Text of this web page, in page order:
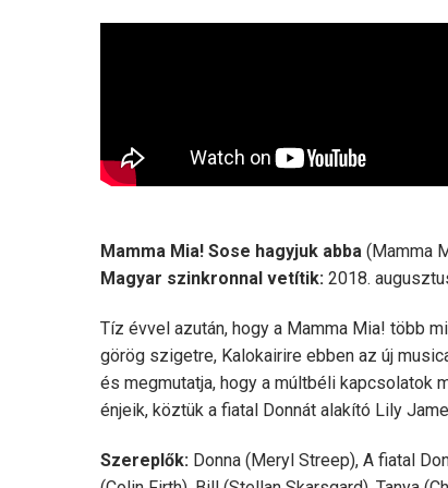
Mamma Mia! Sose hagyjuk abba(Mamma
Magyar szinkronnal vetítik:2018.
Tíz évvel azután, hogy a Mamma Mia! több
görög szigetre, Kalokairire ebben az új
és megmutatja, hogy a múltbéli kapcsolatok
énjeik, köztük a fiatal Donnát alakító Lily
Szereplők:Donna (Meryl Streep), A fiatal